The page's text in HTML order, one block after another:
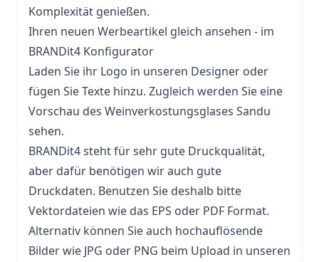
Komplexität genießen.
Ihren neuen Werbeartikel gleich ansehen - im
BRANDit4 Konfigurator
Laden Sie ihr Logo in unseren Designer oder
fügen Sie Texte hinzu. Zugleich werden Sie eine
Vorschau des Weinverkostungsglases Sandu
sehen.
BRANDit4 steht für sehr gute Druckqualität,
aber dafür benötigen wir auch gute
Druckdaten. Benutzen Sie deshalb bitte
Vektordateien wie das EPS oder PDF Format.
Alternativ können Sie auch hochauflösende
Bilder wie JPG oder PNG beim Upload in unseren